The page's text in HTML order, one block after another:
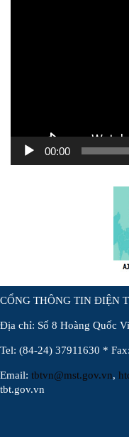
00:00
CỔNG THÔNG TIN ĐIỆN
Địa chỉ: Số 8 Hoàng Quốc
Tel: (84-24) 37911630 *
Email: tbtvn@mst.gov.vn,
tbt.gov.vn